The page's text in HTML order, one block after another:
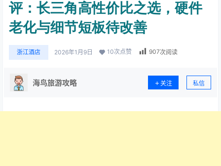
评：长三角高性价比之选，硬件
老化与细节短板待改善
浙江酒店 2026年1月9日 10次点赞 907次阅读
海鸟旅游攻略 关注 私信